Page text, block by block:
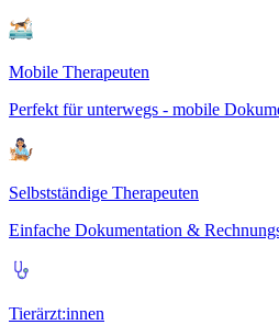
Mobile Therapeuten
Perfekt für unterwegs - mobile
Selbstständige Therapeuten
Einfache Dokumentation &
Tierärzt:innen